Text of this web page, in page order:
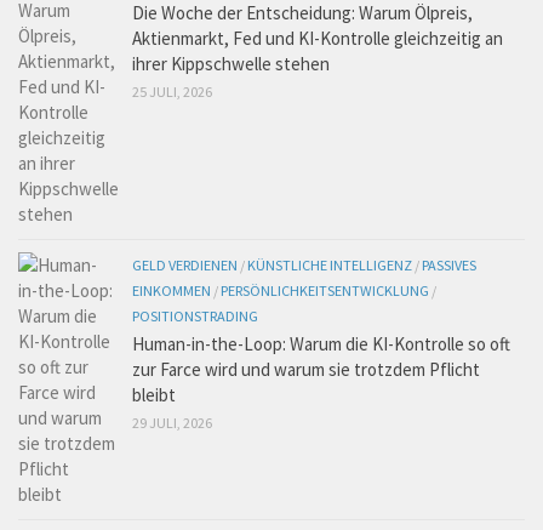
Die Woche der Entscheidung: Warum Ölpreis,
Aktienmarkt, Fed und KI-Kontrolle gleichzeitig an
ihrer Kippschwelle stehen
25 JULI, 2026
GELD VERDIENEN / KÜNSTLICHE INTELLIGENZ / PASSIVES
EINKOMMEN / PERSÖNLICHKEITSENTWICKLUNG /
POSITIONSTRADING
Human-in-the-Loop: Warum die KI-Kontrolle so oft
zur Farce wird und warum sie trotzdem Pflicht
bleibt
29 JULI, 2026